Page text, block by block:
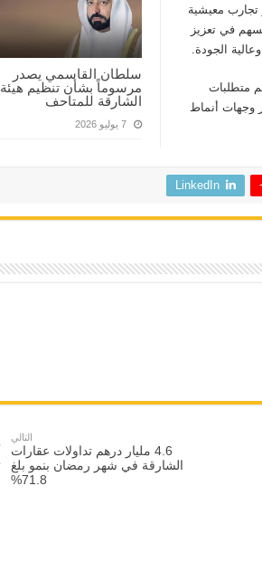
سلطان القاسمي يصدر
مرسوماً بشأن تنظيم هيئة
الشارقة للمتاحف
7 يوليو 2026
معيشية
في تعزيز
الجودة.
متطلبات
وجهات أنماط
LinkedIn
التالي
4.6 مليار درهم تداولات عقارات
الشارقة في شهر رمضان بنمو بلغ
71.8%